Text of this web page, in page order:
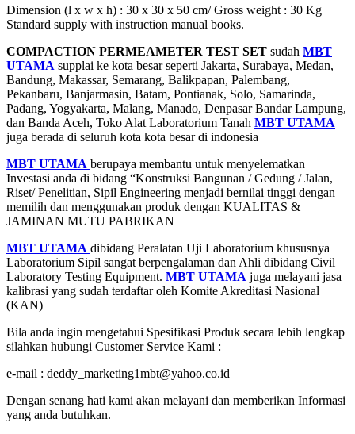
Dimension (l x w x h) : 30 x 30 x 50 cm/ Gross weight : 30 Kg
Standard supply with instruction manual books.
COMPACTION PERMEAMETER TEST SET sudah MBT
UTAMA supplai ke kota besar seperti Jakarta, Surabaya, Medan,
Bandung, Makassar, Semarang, Balikpapan, Palembang,
Pekanbaru, Banjarmasin, Batam, Pontianak, Solo, Samarinda,
Padang, Yogyakarta, Malang, Manado, Denpasar Bandar Lampung,
dan Banda Aceh, Toko Alat Laboratorium Tanah MBT UTAMA
juga berada di seluruh kota kota besar di indonesia
MBT UTAMA berupaya membantu untuk menyelematkan
Investasi anda di bidang “Konstruksi Bangunan / Gedung / Jalan,
Riset/ Penelitian, Sipil Engineering menjadi bernilai tinggi dengan
memilih dan menggunakan produk dengan KUALITAS &
JAMINAN MUTU PABRIKAN
MBT UTAMA dibidang Peralatan Uji Laboratorium khususnya
Laboratorium Sipil sangat berpengalaman dan Ahli dibidang Civil
Laboratory Testing Equipment. MBT UTAMA juga melayani jasa
kalibrasi yang sudah terdaftar oleh Komite Akreditasi Nasional
(KAN)
Bila anda ingin mengetahui Spesifikasi Produk secara lebih lengkap
silahkan hubungi Customer Service Kami :
e-mail : deddy_marketing1mbt@yahoo.co.id
Dengan senang hati kami akan melayani dan memberikan Informasi
yang anda butuhkan.